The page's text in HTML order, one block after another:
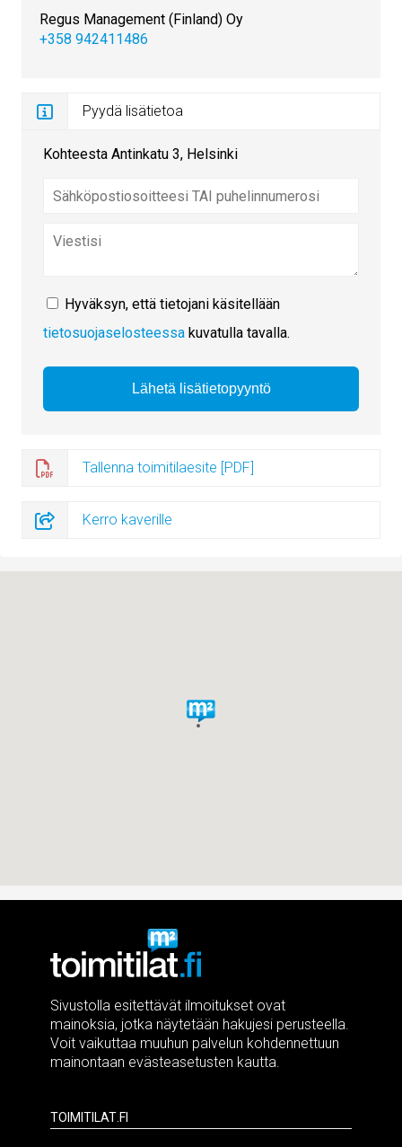
Regus Management (Finland) Oy
+358 942411486
Pyydä lisätietoa
Kohteesta Antinkatu 3, Helsinki
Hyväksyn, että tietojani käsitellään
tietosuojaselosteessa kuvatulla tavalla.
Tallenna toimitilaesite [PDF]
Kerro kaverille
Sivustolla esitettävät ilmoitukset ovat
mainoksia, jotka näytetään hakujesi perusteella.
Voit vaikuttaa muuhun palvelun kohdennettuun
mainontaan evästeasetusten kautta.
Toimitilat.fi